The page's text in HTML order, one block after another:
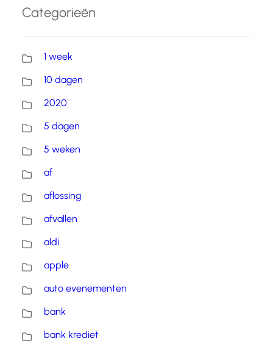
Categorieën
1 week
10 dagen
2020
5 dagen
5 weken
af
aflossing
afvallen
aldi
apple
auto evenementen
bank
bank krediet